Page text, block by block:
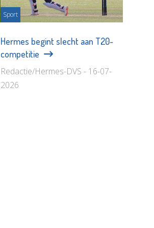
Sport
Hermes begint slecht aan T20-
competitie
Redactie/Hermes-DVS - 16-07-
2026